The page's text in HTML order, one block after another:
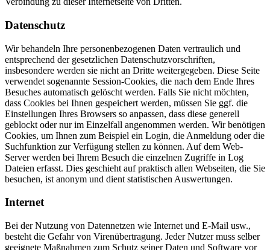
Datenschutz
Wir behandeln Ihre personenbezogenen Daten vertraulich und
entsprechend der gesetzlichen Datenschutzvorschriften,
insbesondere werden sie nicht an Dritte weitergegeben. Diese Seite
verwendet sogenannte Session-Cookies, die nach dem Ende Ihres
Besuches automatisch gelöscht werden. Falls Sie nicht möchten,
dass Cookies bei Ihnen gespeichert werden, müssen Sie ggf. die
Einstellungen Ihres Browsers so anpassen, dass diese generell
geblockt oder nur im Einzelfall angenommen werden. Wir benötigen
Cookies, um Ihnen zum Beispiel ein Login, die Anmeldung oder die
Suchfunktion zur Verfügung stellen zu können. Auf dem Web-
Server werden bei Ihrem Besuch die einzelnen Zugriffe in Log
Dateien erfasst. Dies geschieht auf praktisch allen Webseiten, die Sie
besuchen, ist anonym und dient statistischen Auswertungen.
Internet
Bei der Nutzung von Datennetzen wie Internet und E-Mail usw.,
besteht die Gefahr von Virenübertragung. Jeder Nutzer muss selber
geeignete Maßnahmen zum Schutz seiner Daten und Software vor